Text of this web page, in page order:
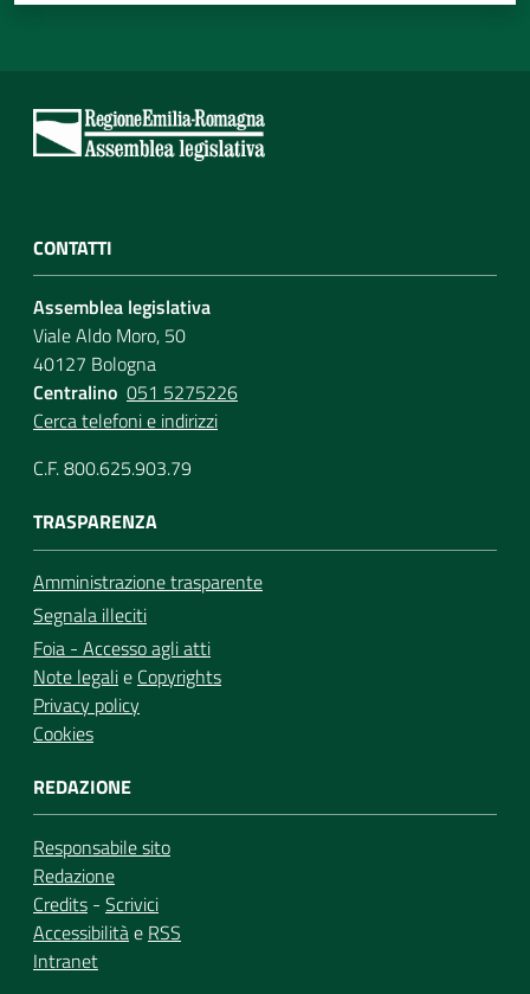
CONTATTI
Assemblea legislativa
Viale Aldo Moro, 50
40127 Bologna
Centralino 051 5275226
Cerca telefoni e indirizzi
C.F. 800.625.903.79
TRASPARENZA
Amministrazione trasparente
Segnala illeciti
Foia - Accesso agli atti
Note legalie Copyrights
Privacy policy
Cookies
REDAZIONE
Responsabile sito
Redazione
Credits - Scrivici
Accessibilitàe RSS
Intranet